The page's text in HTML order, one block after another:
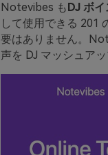
Notevibes もDJ ボ
して使用できる 201
要はありません。
声を DJ マッシュア